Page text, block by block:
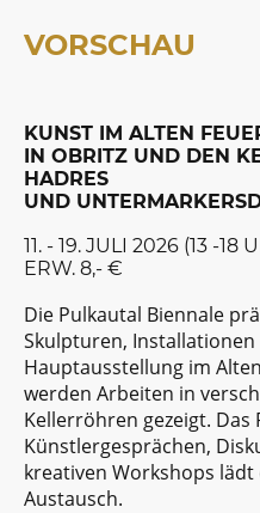
VORSCHAU
KUNST IM ALTEN
IN OBRITZ UND DEN
HADRES
UND
11. - 19. JULI 2026 (13 -18
ERW. 8,- €
Die Pulkautal Biennale
Skulpturen,
Hauptausstellung im
werden Arbeiten in
Kellerröhren gezeigt.
Künstlergesprächen,
kreativen Workshops lädt
Austausch.